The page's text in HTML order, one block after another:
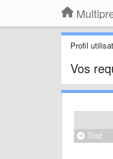
Profil
Vos
Tout